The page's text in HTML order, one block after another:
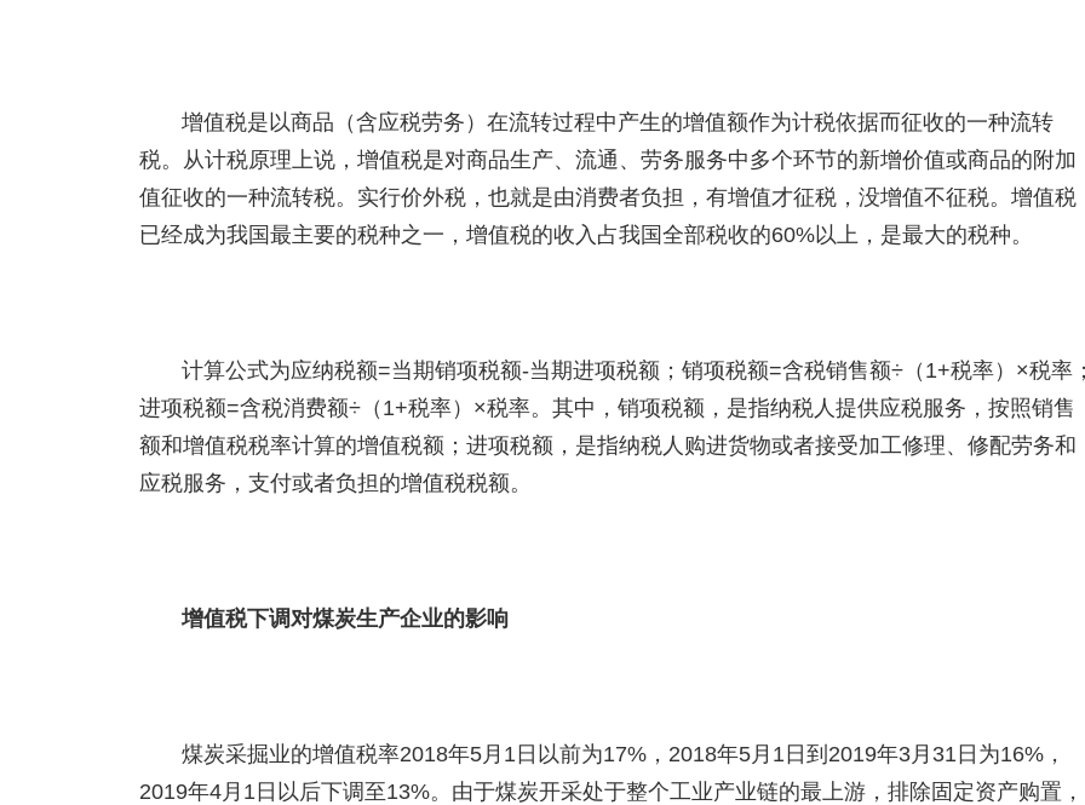
增值税是以商品（含应税劳务）在流转过程中产生的增值额作为计税依据而征收的一种流转
税。从计税原理上说，增值税是对商品生产、流通、劳务服务中多个环节的新增价值或商品的附加
值征收的一种流转税。实行价外税，也就是由消费者负担，有增值才征税，没增值不征税。增值税
已经成为我国最主要的税种之一，增值税的收入占我国全部税收的60%以上，是最大的税种。
计算公式为应纳税额=当期销项税额-当期进项税额；销项税额=含税销售额÷（1+税率）×税率
进项税额=含税消费额÷（1+税率）×税率。其中，销项税额，是指纳税人提供应税服务，按照销售
额和增值税税率计算的增值税额；进项税额，是指纳税人购进货物或者接受加工修理、修配劳务和
应税服务，支付或者负担的增值税税额。
增值税下调对煤炭生产企业的影响
煤炭采掘业的增值税率2018年5月1日以前为17%，2018年5月1日到2019年3月31日为16%，
2019年4月1日以后下调至13%。由于煤炭开采处于整个工业产业链的最上游，排除固定资产购置，